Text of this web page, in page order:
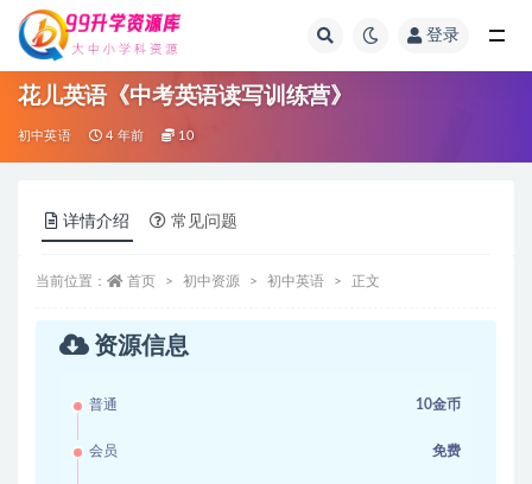
登录
花儿英语《中考英语读写训练营》
初中英语 4 年前 10
详情介绍 常见问题
当前位置： 首页 初中资源 初中英语 正文
资源信息
普通 10金币
会员 免费